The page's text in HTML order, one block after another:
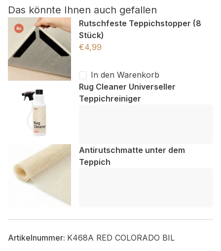
Das könnte Ihnen auch gefallen
Rutschfeste Teppichstopper (8
Stück)
€4,99
In den Warenkorb
Rug Cleaner Universeller
Teppichreiniger
Antirutschmatte unter dem
Teppich
Artikelnummer: K468A RED COLORADO BIL
Alle ablehnen
Meine Einstellungen speichern